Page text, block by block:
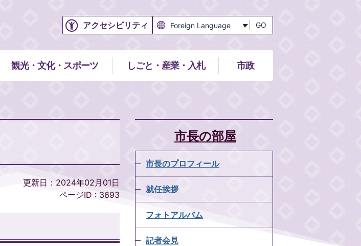
アクセシビリティ GO
観光・文化・スポーツ しごと・産業・入札 市政
更新日：2024年02月01日
ページID : 3693
市長の部屋
市長のプロフィール
就任挨拶
フォトアルバム
記者会見